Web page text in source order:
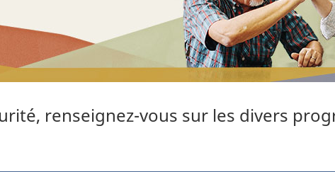
renseignez-vous sur les divers